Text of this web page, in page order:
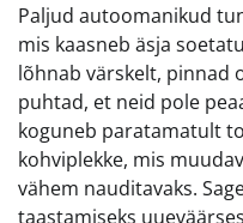
Paljud autoomanikud
mis kaasneb äsja
lõhnab värskelt, pinnad
puhtad, et neid pole
koguneb paratamatult
kohviplekke, mis
vähem nauditavaks.
taastamiseks